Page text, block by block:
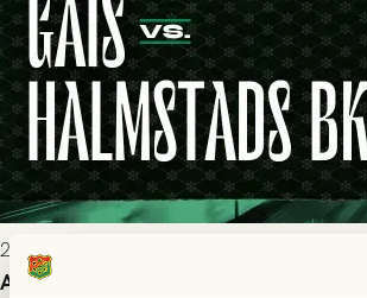
2026-07-25 9:00
Allt du behöver veta inför GAIS -